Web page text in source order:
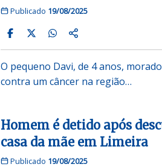
Publicado 19/08/2025
O pequeno Davi, de 4 anos,
contra um câncer na região…
Homem é detido após
casa da mãe em Limeira
Publicado 19/08/2025